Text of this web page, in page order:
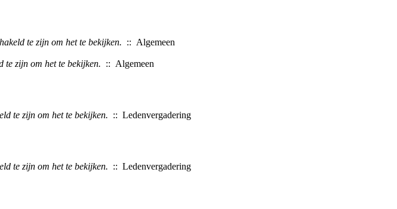
te zijn om het te bekijken. :: Algemeen
te zijn om het te bekijken. :: Algemeen
te zijn om het te bekijken. :: Ledenvergadering
te zijn om het te bekijken. :: Ledenvergadering